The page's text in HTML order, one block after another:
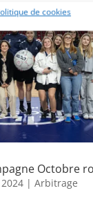
de cookies
Octobre
| Arbitrage